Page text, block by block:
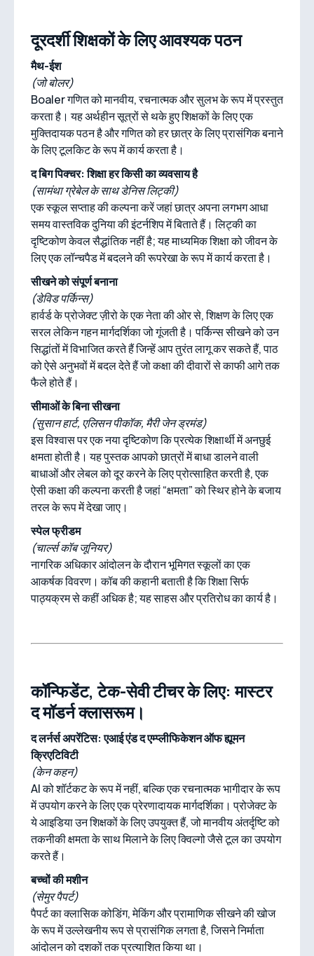
दूरदर्शी शिक्षकों के लिए आवश्यक पठन
मैथ-ईश
(जो बोलर)
Boaler गणित को मानवीय, रचनात्मक और सुलभ के रूप में प्रस्तुत
करता है। यह अर्थहीन सूत्रों से थके हुए शिक्षकों के लिए एक
मुक्तिदायक पठन है और गणित को हर छात्र के लिए प्रासंगिक बनाने
के लिए टूलकिट के रूप में कार्य करता है।
द बिग पिक्चर: शिक्षा हर किसी का व्यवसाय है
(सामंथा ग्रेबेल के साथ डेनिस लिट्की)
एक स्कूल सप्ताह की कल्पना करें जहां छात्र अपना लगभग आधा
समय वास्तविक दुनिया की इंटर्नशिप में बिताते हैं। लिट्की का
दृष्टिकोण केवल सैद्धांतिक नहीं है; यह माध्यमिक शिक्षा को जीवन के
लिए एक लॉन्चपैड में बदलने की रूपरेखा के रूप में कार्य करता है।
सीखने को संपूर्ण बनाना
(डेविड पर्किन्स)
हार्वर्ड के प्रोजेक्ट ज़ीरो के एक नेता की ओर से, शिक्षण के लिए एक
सरल लेकिन गहन मार्गदर्शिका जो गूंजती है। पर्किन्स सीखने को उन
सिद्धांतों में विभाजित करते हैं जिन्हें आप तुरंत लागू कर सकते हैं, पाठ
को ऐसे अनुभवों में बदल देते हैं जो कक्षा की दीवारों से काफी आगे तक
फैले होते हैं।
सीमाओं के बिना सीखना
(सुसान हार्ट, एलिसन पीकॉक, मैरी जेन ड्रमंड)
इस विश्वास पर एक नया दृष्टिकोण कि प्रत्येक शिक्षार्थी में अनछुई
क्षमता होती है। यह पुस्तक आपको छात्रों में बाधा डालने वाली
बाधाओं और लेबल को दूर करने के लिए प्रोत्साहित करती है, एक
ऐसी कक्षा की कल्पना करती है जहां “क्षमता” को स्थिर होने के बजाय
तरल के रूप में देखा जाए।
स्पेल फ्रीडम
(चार्ल्स कॉब जूनियर)
नागरिक अधिकार आंदोलन के दौरान भूमिगत स्कूलों का एक
आकर्षक विवरण। कॉब की कहानी बताती है कि शिक्षा सिर्फ
पाठ्यक्रम से कहीं अधिक है; यह साहस और प्रतिरोध का कार्य है।
कॉन्फिडेंट, टेक-सेवी टीचर के लिए: मास्टर
द मॉडर्न क्लासरूम।
द लर्नर्स अपरेंटिस: एआई एंड द एम्प्लीफिकेशन ऑफ ह्यूमन
क्रिएटिविटी
(केन कहन)
AI को शॉर्टकट के रूप में नहीं, बल्कि एक रचनात्मक भागीदार के रूप
में उपयोग करने के लिए एक प्रेरणादायक मार्गदर्शिका। प्रोजेक्ट के
ये आइडिया उन शिक्षकों के लिए उपयुक्त हैं, जो मानवीय अंतर्दृष्टि को
तकनीकी क्षमता के साथ मिलाने के लिए क्विल्गो जैसे टूल का उपयोग
करते हैं।
बच्चों की मशीन
(सेमुर पैपर्ट)
पैपर्ट का क्लासिक कोडिंग, मेकिंग और प्रामाणिक सीखने की खोज
के रूप में उल्लेखनीय रूप से प्रासंगिक लगता है, जिसने निर्माता
आंदोलन को दशकों तक प्रत्याशित किया था।